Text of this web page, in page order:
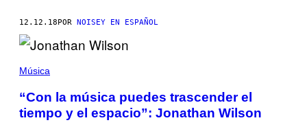
12.12.18 POR NOISEY EN ESPAÑOL
Música
“Con la música puedes trascender el
tiempo y el espacio”: Jonathan Wilson